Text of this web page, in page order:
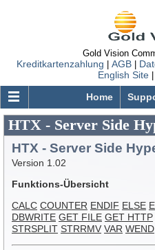
Gold Vision
Kreditkartenzahlung AGB
English Site|
Home
GOLDVISION.COM
Web Hosting
Virtual Dedicated Server
GVCore Cloud Server
Windows Server
Domain Registrierung
HTX - Server Side
HTX - Server Side
Version 1.02
Funktions-Übersicht
CALC COUNTER ENDIF ELSE
DBWRITE GET FILE GET HTTP
STRSPLIT STRRMV VAR WEND